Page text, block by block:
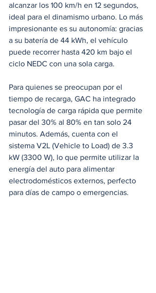
alcanzar los 100 km/h en 12 segundos,
ideal para el dinamismo urbano. Lo más
impresionante es su autonomía: gracias
a su batería de 44 kWh, el vehículo
puede recorrer hasta 420 km bajo el
ciclo NEDC con una sola carga.
Para quienes se preocupan por el
tiempo de recarga, GAC ha integrado
tecnología de carga rápida que permite
pasar del 30% al 80% en tan solo 24
minutos. Además, cuenta con el
sistema V2L (Vehicle to Load) de 3.3
kW (3300 W), lo que permite utilizar la
energía del auto para alimentar
electrodomésticos externos, perfecto
para días de campo o emergencias.